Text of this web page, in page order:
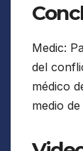
Medic:
del
médico
medio